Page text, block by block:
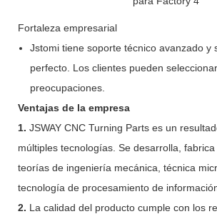
Fortaleza empresarial
Jstomi tiene soporte técnico avanzado y
perfecto. Los clientes pueden
preocupaciones.
Ventajas de la empresa
1. JSWAY CNC Turning Parts es un
múltiples tecnologías. Se desarrolla,
teorías de ingeniería mecánica, técnica
tecnología de procesamiento de
2. La calidad del producto cumple con los